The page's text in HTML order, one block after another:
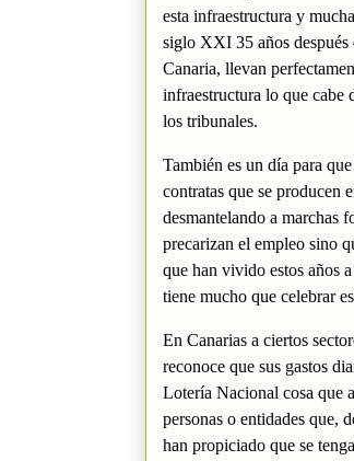
esta infraestructura y
siglo XXI 35 años después
Canaria, llevan
infraestructura lo que cabe
los tribunales.
También es un día para
contratas que se producen
desmantelando a marchas
precarizan el empleo sino
que han vivido estos años
tiene mucho que celebrar
En Canarias a ciertos
reconoce que sus gastos
Lotería Nacional cosa que
personas o entidades que,
han propiciado que se